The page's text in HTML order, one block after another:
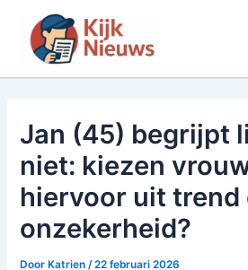
inhoud
Jan (45) begrijpt
niet: kiezen
hiervoor uit trend
onzekerheid?
Door Katrien/22 februari 2026